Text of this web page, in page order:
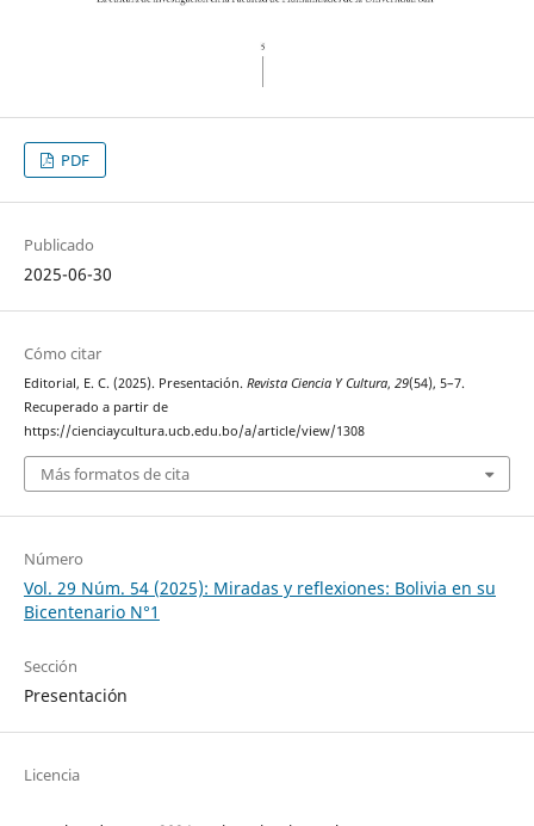
PDF
Publicado
2025-06-30
Cómo citar
Editorial, E. C. (2025). Presentación. Revista Ciencia Y Cultura, 29(54), 5–7.
Recuperado a partir de
https://cienciaycultura.ucb.edu.bo/a/article/view/1308
Más formatos de cita
Número
Vol. 29 Núm. 54 (2025): Miradas y reflexiones: Bolivia en su
Bicentenario N°1
Sección
Presentación
Licencia